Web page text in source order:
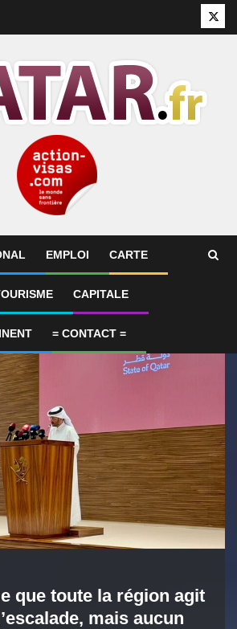
EMPLOI CARTE
CAPITALE
= CONTACT =
1 Qatar affirme que toute la
que toute la région agit
mais aucun